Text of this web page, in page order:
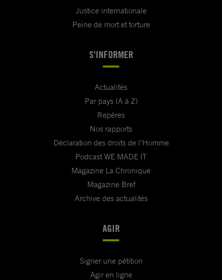
Justice internationale
Peine de mort et torture
S'INFORMER
Actualités
Par pays (A à Z)
Repères
Nos rapports
Déclaration des droits de l'Homme
Podcast WE MADE IT
Magazine La Chronique
Magazine Bref
Archive des actualités
AGIR
Signer une pétition
Agir en ligne